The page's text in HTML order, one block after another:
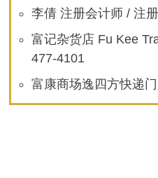
李倩 注册会计师 / 注
富记杂货店 Fu Kee
477-4101
富康商场逸四方快递